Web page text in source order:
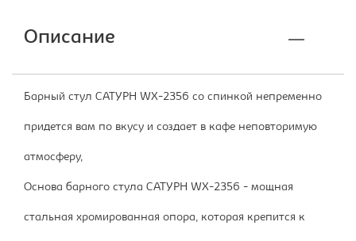
Описание
Барный стул САТУРН WX-2356 со спинкой непременно
придется вам по вкусу и создает в кафе неповторимую
атмосферу,
Основа барного стула САТУРН WX-2356 - мощная
стальная хромированная опора, которая крепится к